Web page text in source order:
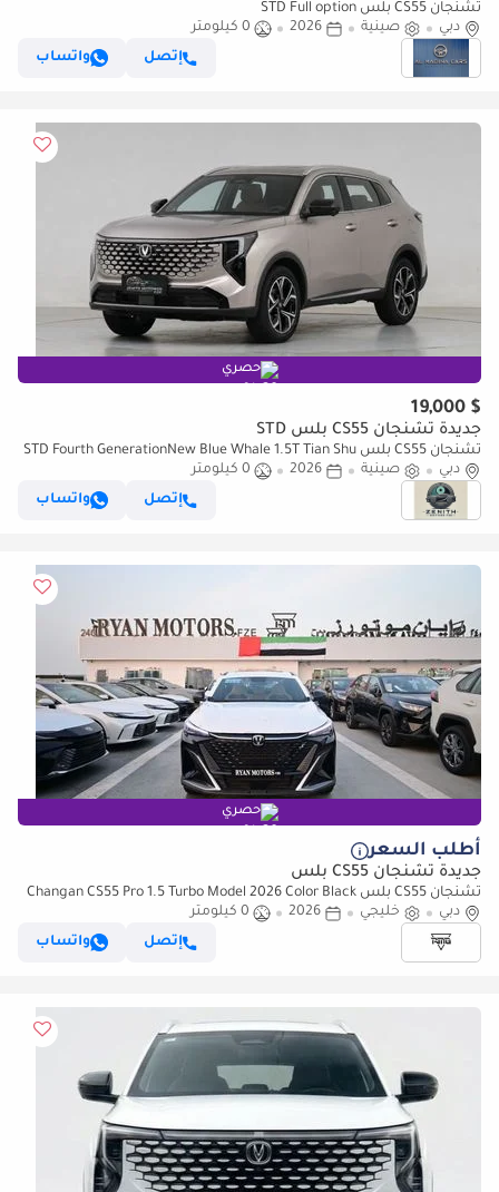
تشنجان CS55 بلس STD Full option
دبي
صينية 2026
0 كيلومتر
إتصل
واتساب
حصري
$ 19,000
جديدة تشنجان CS55 بلس STD
تشنجان CS55 بلس STD Fourth GenerationNew Blue Whale 1.5T Tian Shu
Premium Edition
دبي صينية 2026
0 كيلومتر
إتصل
واتساب
حصري
أطلب السعر
جديدة تشنجان CS55 بلس
تشنجان CS55 بلس Changan CS55 Pro 1.5 Turbo Model 2026 Color Black
دبي
خليجي 2026
0 كيلومتر
إتصل
واتساب